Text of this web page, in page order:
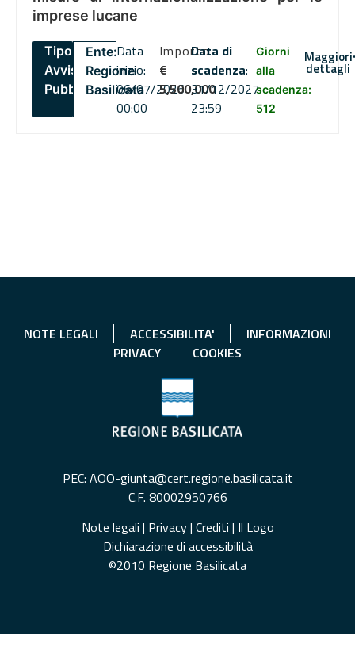
imprese lucane
Tipo:
Avviso
Pubblico
Ente:
Regione
Basilicata
Data
inizio:
06/07/2026
00:00
Importo
€
5,500,000
Data di
scadenza:
31/12/2027
23:59
Giorni
alla
scadenza:
512
Maggiori
dettagli
NOTE LEGALI ACCESSIBILITA'
INFORMAZIONI
PRIVACY
COOKIES
PEC: AOO-giunta@cert.regione.basilicata.it
C.F. 80002950766
Note legali | Privacy| Crediti | Il Logo
Dichiarazione di accessibilità
©2010 Regione Basilicata